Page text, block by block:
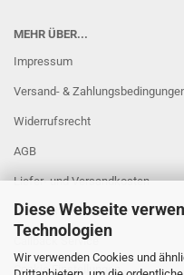
Diese Webseite
Technologien
Wir verwenden Cookies und
MEHR ÜBER...
Impressum
Versand- &
Widerrufsrecht
AGB
Liefer- und Versandkosten
Privatsphäre und Datenschutz
Callback Service
Cookie Einstellungen